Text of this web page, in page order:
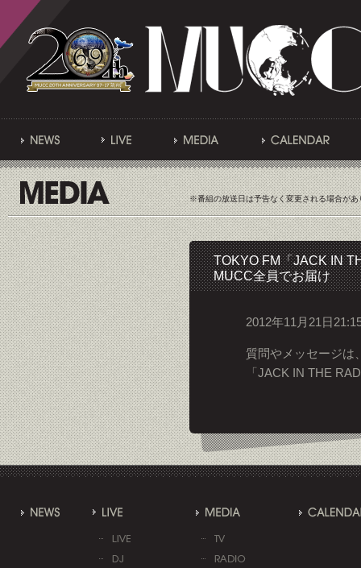
※番組の放送日は予告なく変更される場合が
TOKYO FM「JACK IN
MUCC全員でお届け
2012年11月21日
質問やメッセージは
「JACK IN THE